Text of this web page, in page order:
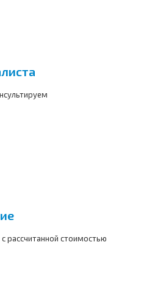
рассчитанной стоимостью